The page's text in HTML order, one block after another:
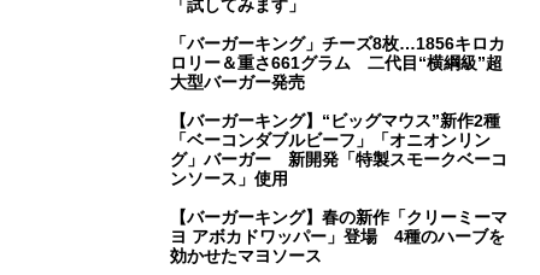
「試してみます」
「バーガーキング」チーズ8枚…1856キロカ
ロリー＆重さ661グラム 二代目“横綱級”超
大型バーガー発売
【バーガーキング】“ビッグマウス”新作2種
「ベーコンダブルビーフ」「オニオンリン
グ」バーガー 新開発「特製スモークベーコ
ンソース」使用
【バーガーキング】春の新作「クリーミーマ
ヨ アボカドワッパー」登場 4種のハーブを
効かせたマヨソース